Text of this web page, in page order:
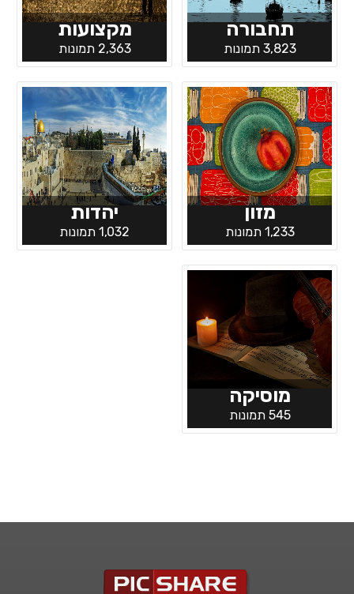
תחבורה
3,823 תמונות
מקצועות
2,363 תמונות
מזון
1,233 תמונות
יהדות
1,032 תמונות
מוסיקה
545 תמונות